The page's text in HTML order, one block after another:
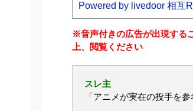
Powered by livedoor 相互
※音声付きの広告が出現する
上、閲覧ください
スレ主
「アニメが実在の投手を参